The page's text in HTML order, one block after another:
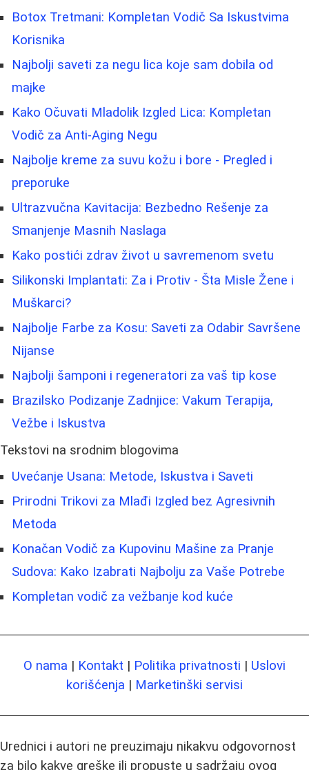
Botox Tretmani: Kompletan Vodič Sa Iskustvima
Korisnika
Najbolji saveti za negu lica koje sam dobila od
majke
Kako Očuvati Mladolik Izgled Lica: Kompletan
Vodič za Anti-Aging Negu
Najbolje kreme za suvu kožu i bore - Pregled i
preporuke
Ultrazvučna Kavitacija: Bezbedno Rešenje za
Smanjenje Masnih Naslaga
Kako postići zdrav život u savremenom svetu
Silikonski Implantati: Za i Protiv - Šta Misle Žene i
Muškarci?
Najbolje Farbe za Kosu: Saveti za Odabir Savršene
Nijanse
Najbolji šamponi i regeneratori za vaš tip kose
Brazilsko Podizanje Zadnjice: Vakum Terapija,
Vežbe i Iskustva
Tekstovi na srodnim blogovima
Uvećanje Usana: Metode, Iskustva i Saveti
Prirodni Trikovi za Mlađi Izgled bez Agresivnih
Metoda
Konačan Vodič za Kupovinu Mašine za Pranje
Sudova: Kako Izabrati Najbolju za Vaše Potrebe
Kompletan vodič za vežbanje kod kuće
O nama | Kontakt | Politika privatnosti | Uslovi
korišćenja | Marketinški servisi
Urednici i autori ne preuzimaju nikakvu odgovornost
za bilo kakve greške ili propuste u sadržaju ovog